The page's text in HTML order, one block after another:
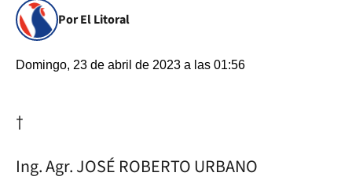
Por El Litoral
Domingo, 23 de abril de 2023 a las 01:56
†
Ing. Agr. JOSÉ ROBERTO URBANO